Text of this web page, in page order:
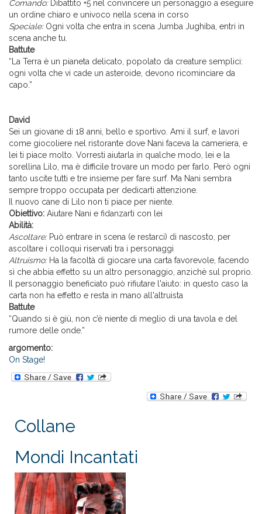
Comando:Dibattito +5 nel convincere un personaggio a eseguire
un ordine chiaro e univoco nella scena in corso
Speciale:Ogni volta che entra in scena Jumba Jughiba, entri in
scena anche tu.
Battute
“La Terra è un pianeta delicato, popolato da creature semplici:
ogni volta che vi cade un asteroide, devono ricominciare da
capo.”
David
Sei un giovane di 18 anni, bello e sportivo. Ami il surf, e lavori
come giocoliere nel ristorante dove Nani faceva la cameriera, e
lei ti piace molto. Vorresti aiutarla in qualche modo, lei e la
sorellina Lilo, ma è difficile trovare un modo per farlo. Però ogni
tanto uscite tutti e tre insieme per fare surf. Ma Nani sembra
sempre troppo occupata per dedicarti attenzione.
Il nuovo cane di Lilo non ti piace per niente.
Obiettivo: Aiutare Nani e fidanzarti con lei
Abilità:
Ascoltare:Può entrare in scena (e restarci) di nascosto, per
ascoltare i colloqui riservati tra i personaggi
Altruismo:Ha la facoltà di giocare una carta favorevole, facendo
sì che abbia effetto su un altro personaggio, anzichè sul proprio.
Il personaggio beneficiato può rifiutare l'aiuto: in questo caso la
carta non ha effetto e resta in mano all'altruista
Battute
“Quando si è giù, non c’è niente di meglio di una tavola e del
rumore delle onde.”
argomento:
On Stage!
Collane
Mondi Incantati